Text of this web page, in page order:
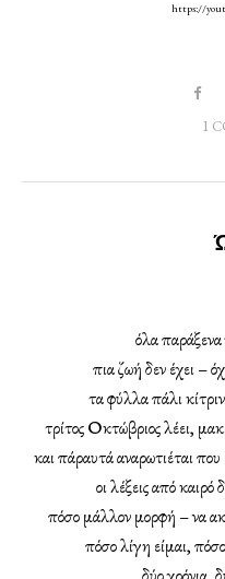
https://
1
όλα
πια ζωή δεν έχει –
τα φύλλα πάλι
τρίτος Οκτώβριος λέει,
και πάραυτά αναρωτιέται που
οι λέξεις από
πόσο μάλλον μορφή – να
πόσο λίγη είμαι,